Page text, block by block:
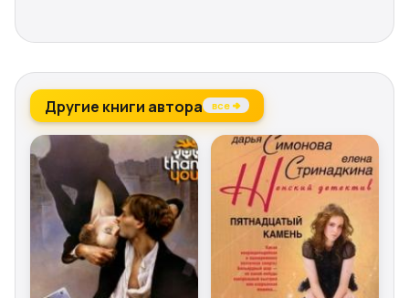
Другие книги автора все →